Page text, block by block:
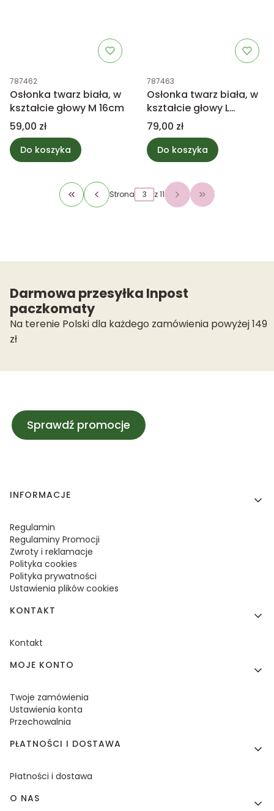
Kod produktu
787462
Osłonka twarz biała, w
kształcie głowy M 16cm
Cena
59,00 zł
Do koszyka
Kod produktu
787463
Osłonka twarz biała, w
kształcie głowy L
18,5cm
Cena
79,00 zł
Do koszyka
Wróć do pierwszej strony z produktami
Strona z 11 Przejdź do
Darmowa przesyłka Inpost
paczkomaty
Na terenie Polski dla każdego zamówienia powyżej 149
zł
Sprawdź promocje
Linki w stopce
INFORMACJE
Regulamin
Regulaminy Promocji
Zwroty i reklamacje
Polityka cookies
Polityka prywatności
Ustawienia plików cookies
KONTAKT
Kontakt
MOJE KONTO
Twoje zamówienia
Ustawienia konta
Przechowalnia
PŁATNOŚCI I DOSTAWA
Płatności i dostawa
O NAS